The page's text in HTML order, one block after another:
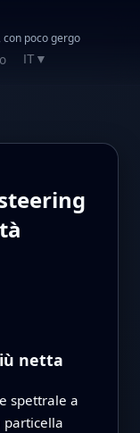
poco gergo
IT ▼
netta
spettrale a
particella